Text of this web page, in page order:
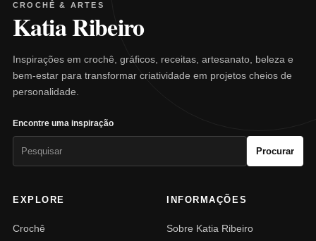
CROCHÊ & ARTES
Katia Ribeiro
Inspirações em crochê, gráficos, receitas, artesanato, beleza e
bem-estar para transformar criatividade em projetos cheios de
personalidade.
Encontre uma inspiração
Procurar
EXPLORE
Crochê
INFORMAÇÕES
Sobre Katia Ribeiro